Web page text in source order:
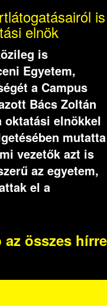
is
elnök
is
Egyetem,
a Campus
Bács Zoltán
oktatási elnökkel
mutatta
vezetők azt is
az egyetem,
el a
az összes hírre